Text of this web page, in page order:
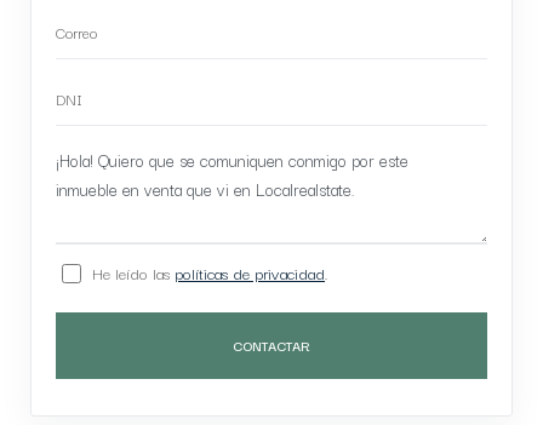
He leído las políticas de privacidad.
CONTACTAR